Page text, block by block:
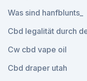
Was sind hanfblunts_
Cbd legalität durch
Cw cbd vape oil
Cbd draper utah